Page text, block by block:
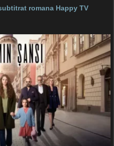
romana Happy TV